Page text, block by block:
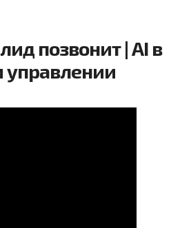
позвонит | AI в
управлении